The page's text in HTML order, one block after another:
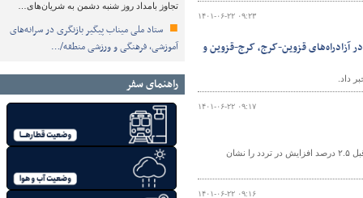
تجاوز بامداد روز شنبه دشمن به شریان‌های…
ستاد ملی میناب پیگیر بازنگری در سرانه‌های
آموزشی، فرهنگی و ورزشی منطقه/…
راهنمای سفر
۱۴۰۱-۰۶-۲۲ ۰۹:۲۳
آزادراه‌های قزوین-کرج، کرج-قزوین و
داد.
۱۴۰۱-۰۶-۲۲ ۰۹:۱۷
آخرین اطلاعات دریافتی از ۲۴۷۹ ترددشمار فعال در محورهای برون‌شهری، نسبت به روز قبل ۲.۵ درصد افزایش در تردد را نشان
۱۴۰۱-۰۶-۲۲ ۰۹:۱۶